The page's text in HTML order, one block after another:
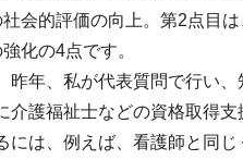
会的評価の向上。第2点目
化の4点です。
年、私が代表質問で行い
介護福祉士などの資格取得
は、例えば、看護師と同